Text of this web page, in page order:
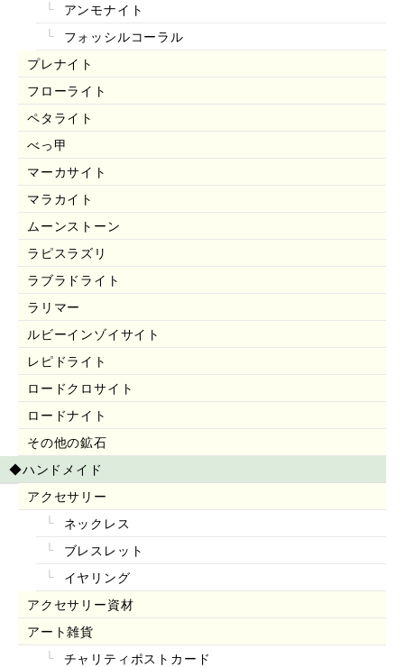
アンモナイト
フォッシルコーラル
プレナイト
フローライト
ペタライト
べっ甲
マーカサイト
マラカイト
ムーンストーン
ラピスラズリ
ラブラドライト
ラリマー
ルビーインゾイサイト
レピドライト
ロードクロサイト
ロードナイト
その他の鉱石
◆ハンドメイド
アクセサリー
ネックレス
ブレスレット
イヤリング
アクセサリー資材
アート雑貨
チャリティポストカード